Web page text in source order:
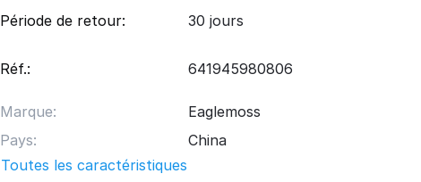
Période de retour: 30 jours
Réf.: 641945980806
Marque:
Eaglemoss
Pays:
China
Toutes les caractéristiques